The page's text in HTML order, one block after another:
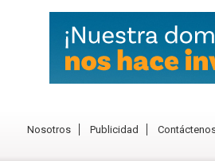
Nosotros Publicidad